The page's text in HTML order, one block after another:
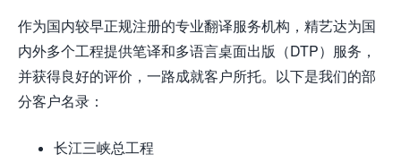
作为国内较早正规注册的专业翻译服务机构，精艺达为国
内外多个工程提供笔译和多语言桌面出版（DTP）服务，
并获得良好的评价，一路成就客户所托。以下是我们的部
分客户名录：
长江三峡总工程